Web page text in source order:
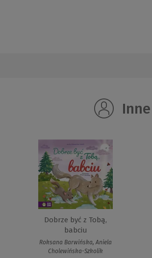
Dobrze być z Tobą,
babciu
Roksana Barwińska, Aniela
Cholewińska-Szkolik